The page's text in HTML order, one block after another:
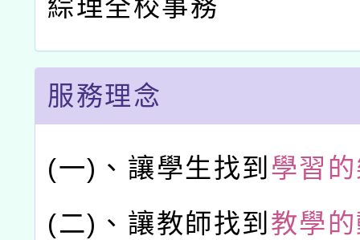
綜理全校事務
服務理念
(一)、 讓學生找到 學習
(二)、 讓教師找到 教學